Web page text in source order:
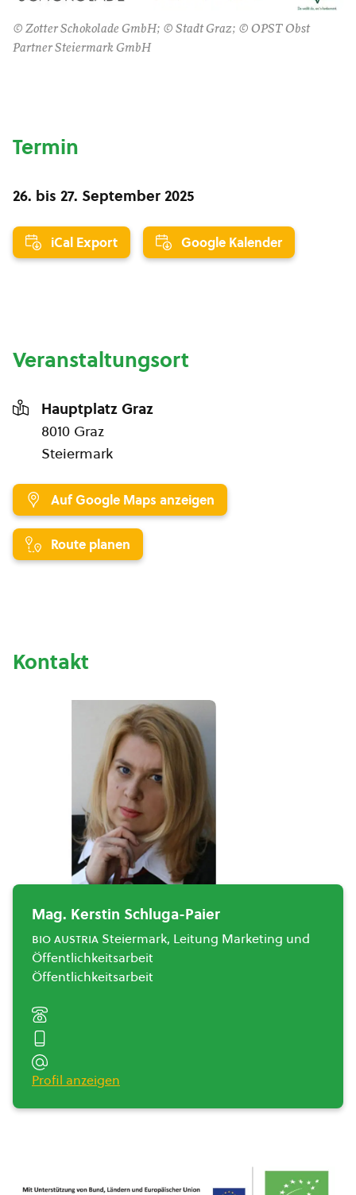
© Zotter Schokolade GmbH; © Stadt Graz; © OPST Obst
Partner Steiermark GmbH
Termin
26. bis 27. September 2025
iCal Export Google Kalender
Veranstaltungsort
Hauptplatz Graz
8010 Graz
Steiermark
Auf Google Maps anzeigen
Route planen
Kontakt
Mag. Kerstin Schluga-Paier
bio austria Steiermark, Leitung Marketing und
Öffentlichkeitsarbeit
Öffentlichkeitsarbeit
Profil anzeigen